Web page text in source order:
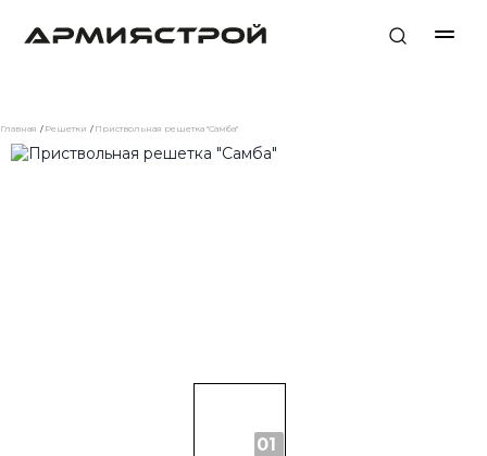
Главная Решетки Приствольная решетка "Самба"